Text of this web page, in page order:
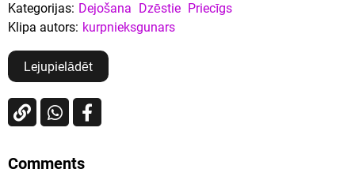
Kategorijas: Dejošana Dzēstie Priecīgs
Klipa autors: kurpnieksgunars
Lejupielādēt
Comments